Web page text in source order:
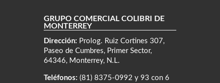
GRUPO COMERCIAL COLIBRÍ DE
MONTERREY
Dirección: Prolog. Ruiz Cortines 307,
Paseo de Cumbres, Primer Sector,
64346, Monterrey, N.L.
Teléfonos: (81) 8375-0992 y 93 con 6